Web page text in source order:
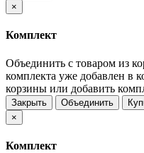
×
Комплект
Объединить с товаром из
комплекта уже добавлен в
корзины или добавить
Закрыть Объединить
×
Комплект